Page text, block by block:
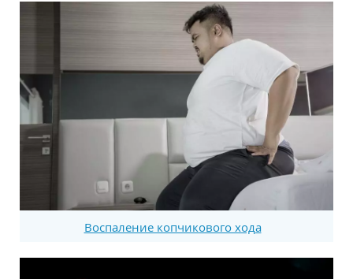
Воспаление копчикового хода